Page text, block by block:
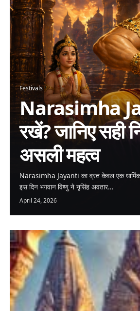
Festivals
Narasimha
रखें? जानिए सही
असली महत्व
Narasimha Jayanti का व्रत केवल एक धार्मिक
इस दिन भगवान विष्णु ने नृसिंह अवतार…
April 24, 2026